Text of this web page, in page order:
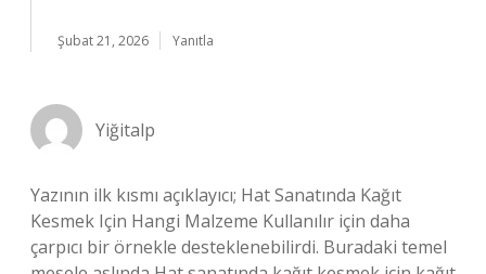
Şubat 21, 2026 Yanıtla
Yiğitalp
Yazının ilk kısmı açıklayıcı; Hat Sanatında Kağıt
Kesmek Için Hangi Malzeme Kullanılır için daha
çarpıcı bir örnekle desteklenebilirdi. Buradaki temel